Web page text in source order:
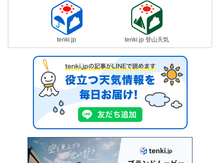
tenki.jp tenki.jp 登山天気